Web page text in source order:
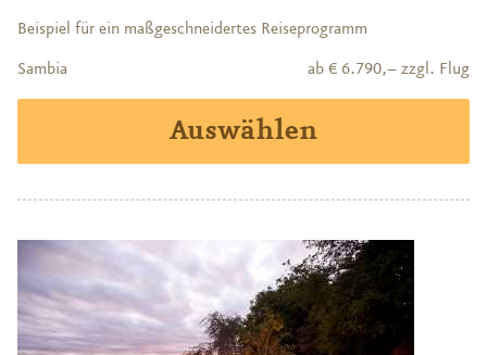
Beispiel für ein maßgeschneidertes Reiseprogramm
Sambia ab € 6.790,– zzgl. Flug
Auswählen